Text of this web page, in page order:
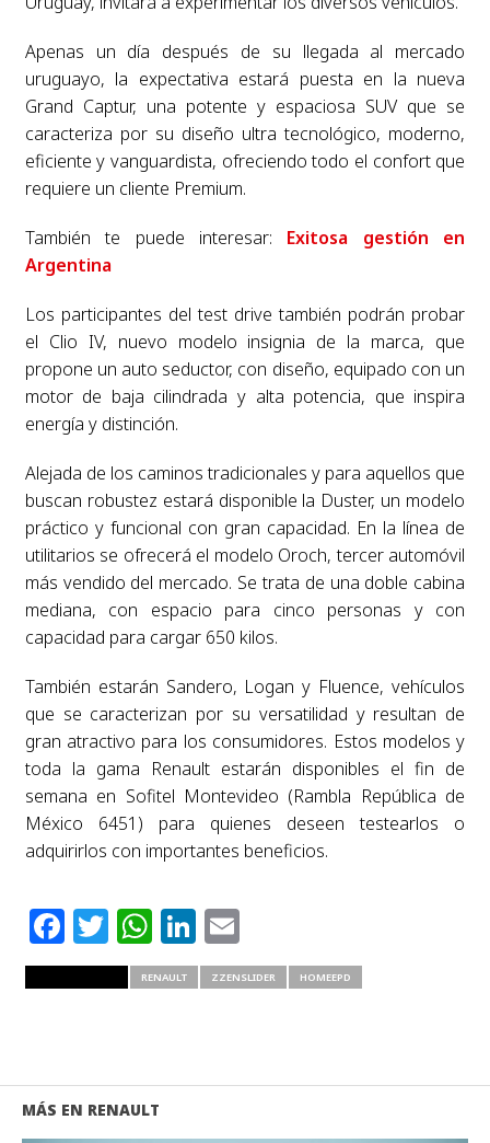
Apenas un día después de su llegada al mercado
uruguayo, la expectativa estará puesta en la nueva
Grand Captur, una potente y espaciosa SUV que se
caracteriza por su diseño ultra tecnológico, moderno,
eficiente y vanguardista, ofreciendo todo el confort que
requiere un cliente Premium.
También te puede interesar: Exitosa gestión en
Argentina
Los participantes del test drive también podrán probar
el Clio IV, nuevo modelo insignia de la marca, que
propone un auto seductor, con diseño, equipado con un
motor de baja cilindrada y alta potencia, que inspira
energía y distinción.
Alejada de los caminos tradicionales y para aquellos que
buscan robustez estará disponible la Duster, un modelo
práctico y funcional con gran capacidad. En la línea de
utilitarios se ofrecerá el modelo Oroch, tercer automóvil
más vendido del mercado. Se trata de una doble cabina
mediana, con espacio para cinco personas y con
capacidad para cargar 650 kilos.
También estarán Sandero, Logan y Fluence, vehículos
que se caracterizan por su versatilidad y resultan de
gran atractivo para los consumidores. Estos modelos y
toda la gama Renault estarán disponibles el fin de
semana en Sofitel Montevideo (Rambla República de
México 6451) para quienes deseen testearlos o
adquirirlos con importantes beneficios.
Facebook
Twitter
WhatsApp
LinkedIn
Email
RENAULT ZZENSLIDER HOMEEPD
MÁS EN RENAULT